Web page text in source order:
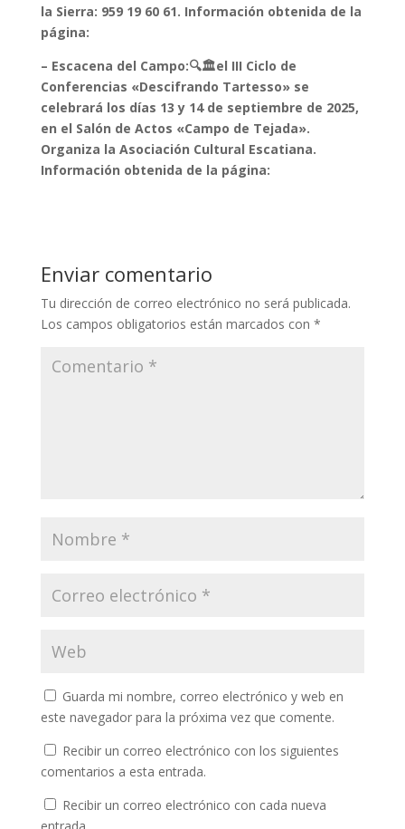
la Sierra: 959 19 60 61. Información obtenida de la
página:
– Escacena del Campo:🔍🏛️el III Ciclo de
Conferencias «Descifrando Tartesso» se
celebrará los días 13 y 14 de septiembre de 2025,
en el Salón de Actos «Campo de Tejada».
Organiza la Asociación Cultural Escatiana.
Información obtenida de la página:
Enviar comentario
Tu dirección de correo electrónico no será publicada.
Los campos obligatorios están marcados con *
Guarda mi nombre, correo electrónico y web en
este navegador para la próxima vez que comente.
Recibir un correo electrónico con los siguientes
comentarios a esta entrada.
Recibir un correo electrónico con cada nueva